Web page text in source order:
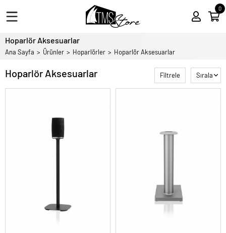
0
Hoparlör Aksesuarlar
Ana Sayfa Ürünler Hoparlörler Hoparlör Aksesuarlar
Hoparlör Aksesuarlar Filtrele Sırala